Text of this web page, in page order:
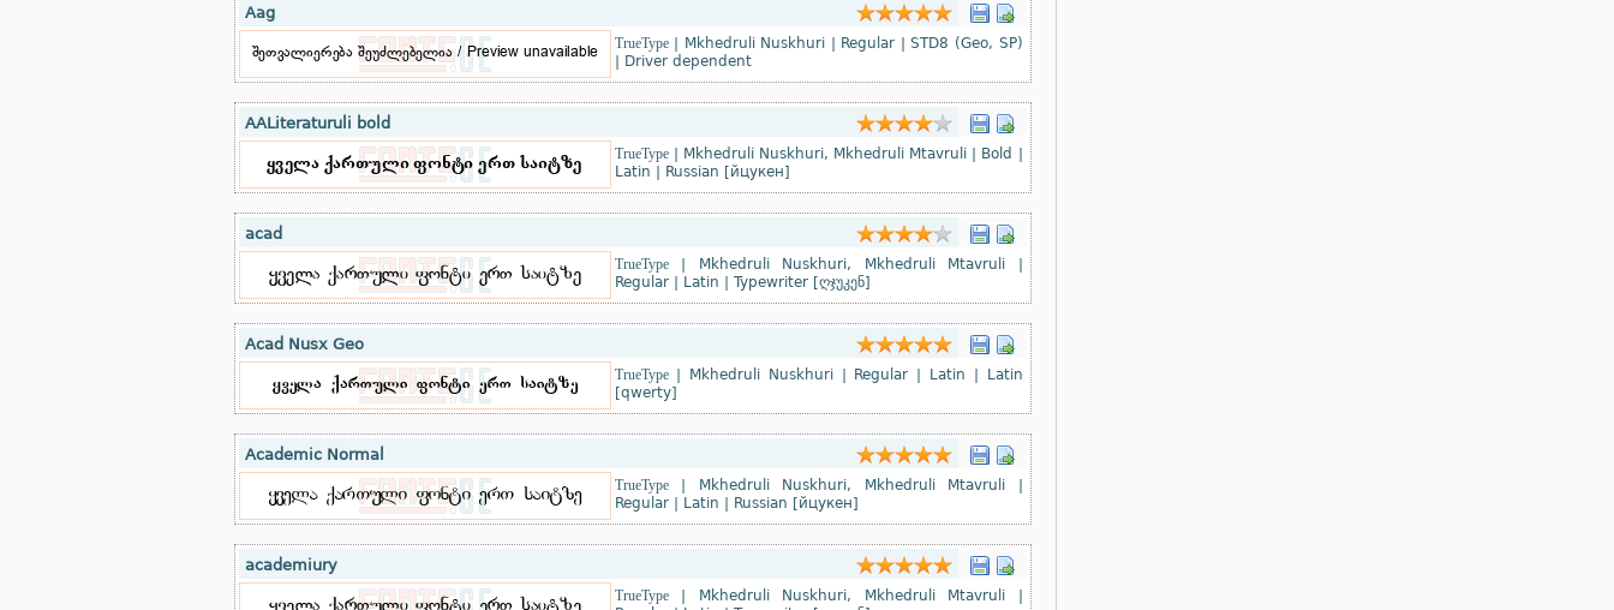
Aag
TrueType| Mkhedruli Nuskhuri Regular |STD8 (Geo, SP)
Driver dependent
AALiteraturuli bold
TrueType| Mkhedruli Nuskhuri, Mkhedruli Mtavruli Bold
Latin
Russian [йцукен]
acad
TrueType| Mkhedruli Nuskhuri, Mkhedruli Mtavruli
Regular| Latin Typewriter [ღჯუკენ]
Acad Nusx Geo
TrueType| Mkhedruli Nuskhuri| Regular Latin
Latin
[qwerty]
Academic Normal
TrueType| Mkhedruli Nuskhuri, Mkhedruli Mtavruli
Regular| Latin Russian [йцукен]
academiury
TrueType| Mkhedruli Nuskhuri, Mkhedruli Mtavruli